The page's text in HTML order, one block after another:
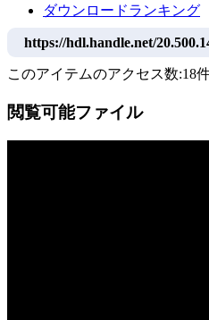
ダウンロードランキング
https://hdl.handle.net/
このアイテムのアクセス数:18
閲覧可能ファイル